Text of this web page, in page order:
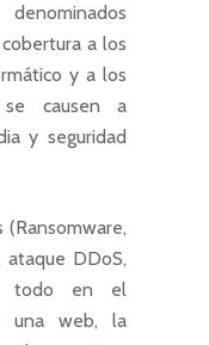
a los
y a los
se causen a
y seguridad
(Ransomware,
ataque DDoS,
todo en el
una web, la